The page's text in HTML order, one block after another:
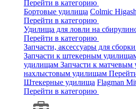
Перейти в категорию
Бортовые удилища Colmic
Перейти в категорию
Удилища для ловли на
Перейти в категорию
Запчасти, аксессуары для
Запчасти к штекерным
удилищам Запчасти к
нахлыстовым удилищам
Штекерные удилища Flagman
Перейти в категорию